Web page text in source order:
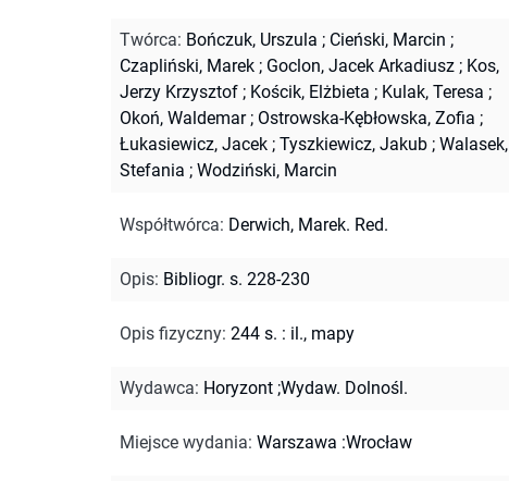
Twórca: Bończuk, Urszula ; Cieński, Marcin ;
Czapliński, Marek ; Goclon, Jacek Arkadiusz ; Kos,
Jerzy Krzysztof ; Kościk, Elżbieta ; Kulak, Teresa ;
Okoń, Waldemar; Ostrowska-Kębłowska, Zofia ;
Łukasiewicz, Jacek ; Tyszkiewicz, Jakub ; Walasek,
Stefania ; Wodziński, Marcin
Współtwórca: Derwich, Marek. Red.
Opis: Bibliogr. s. 228-230
Opis fizyczny: 244 s. : il., mapy
Wydawca: Horyzont ;Wydaw. Dolnośl.
Miejsce wydania: Warszawa :Wrocław